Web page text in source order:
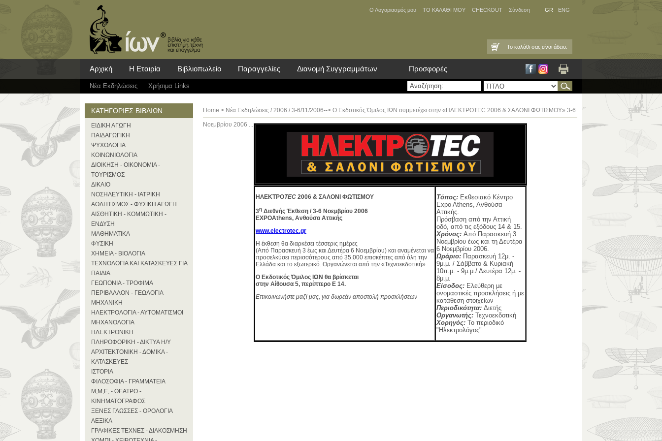
Ο Λογαριασμός μου ΤΟ ΚΑΛΑΘΙ ΜΟΥ CHECKOUT Σύνδεση GR ENG
Το καλάθι σας είναι άδειο.
Αρχική Η Εταιρία Βιβλιοπωλείο Παραγγελίες Διανομή Συγγραμμάτων Προσφορές
Νέα Eκδηλώσεις Χρήσιμα Links
ΚΑΤΗΓΟΡΙΕΣ ΒΙΒΛΙΩΝ
ΕΙΔΙΚΗ ΑΓΩΓΗ
ΠΑΙΔΑΓΩΓΙΚΗ
ΨΥΧΟΛΟΓΙΑ
ΚΟΙΝΩΝΙΟΛΟΓΙΑ
ΔΙΟΙΚΗΣΗ - ΟΙΚΟΝΟΜΙΑ -
ΤΟΥΡΙΣΜΟΣ
ΔΙΚΑΙΟ
ΝΟΣΗΛΕΥΤΙΚΗ - ΙΑΤΡΙΚΗ
ΑΘΛΗΤΙΣΜΟΣ - ΦΥΣΙΚΗ ΑΓΩΓΗ
ΑΙΣΘΗΤΙΚΗ - ΚΟΜΜΩΤΙΚΗ -
ΕΝΔΥΣΗ
ΜΑΘΗΜΑΤΙΚΑ
ΦΥΣΙΚΗ
ΧΗΜΕΙΑ - ΒΙΟΛΟΓΙΑ
ΤΕΧΝΟΛΟΓΙΑ ΚΑΙ ΚΑΤΑΣΚΕΥΕΣ ΓΙΑ
ΠΑΙΔΙΑ
ΓΕΩΠΟΝΙΑ - ΤΡΟΦΙΜΑ
ΠΕΡΙΒΑΛΛΟΝ - ΓΕΩΛΟΓΙΑ
ΜΗΧΑΝΙΚΗ
ΗΛΕΚΤΡΟΛΟΓΙΑ - ΑΥΤΟΜΑΤΙΣΜΟΙ
ΜΗΧΑΝΟΛΟΓΙΑ
ΗΛΕΚΤΡΟΝΙΚΗ
ΠΛΗΡΟΦΟΡΙΚΗ - ΔΙΚΤΥΑ Η/Υ
ΑΡΧΙΤΕΚΤΟΝΙΚΗ - ΔΟΜΙΚΑ -
ΚΑΤΑΣΚΕΥΕΣ
ΙΣΤΟΡΙΑ
ΦΙΛΟΣΟΦΙΑ - ΓΡΑΜΜΑΤΕΙΑ
Μ,Μ,Ε, - ΘΕΑΤΡΟ -
ΚΙΝΗΜΑΤΟΓΡΑΦΟΣ
ΞΕΝΕΣ ΓΛΩΣΣΕΣ - ΟΡΟΛΟΓΙΑ
ΛΕΞΙΚΑ
ΓΡΑΦΙΚΕΣ ΤΕΧΝΕΣ - ΔΙΑΚΟΣΜΗΣΗ
Home > Νέα Eκδηλώσεις /2006 / 3-6/11/2006--> Ο Εκδοτικός Όμιλος ΙΩΝ συμμετέχει στην «ΗΛΕΚΤΡΟTEC 2006 & ΣΑΛΟΝΙ ΦΩΤΙΣΜΟΥ» 3-6
Νοεμβρίου 2006 ...
ΗΛΕΚΤΡΟTEC 2006 & ΣΑΛΟΝΙ ΦΩΤΙΣΜΟΥ
3η Διεθνής Έκθεση / 3-6 Νοεμβρίου 2006
EXPOAthens, Ανθούσα Αττικής
www.electrotec.gr
Η έκθεση θα διαρκέσει τέσσερις ημέρες
(Από Παρασκευή 3 έως και Δευτέρα 6 Νοεμβρίου) και αναμένεται να
προσελκύσει περισσότερους από 35.000 επισκέπτες από όλη την
Ελλάδα και το εξωτερικό. Οργανώνεται από την «Τεχνοεκδοτική»
Ο Εκδοτικός Όμιλος ΙΩΝ θα βρίσκεται
στην Αίθουσα 5, περίπτερο Ε 14.
Επικοινωνήστε μαζί μας, για δωρεάν αποστολή προσκλήσεων
Τόπος: Εκθεσιακό Κέντρο
Expo Athens, Aνθούσα
Αττικής.
Πρόσβαση από την Αττική
οδό, από τις εξόδους 14 & 15.
Χρόνος: Από Παρασκευή 3
Νοεμβρίου έως και τη Δευτέρα
6 Νοεμβρίου 2006.
Ωράριο: Παρασκευή 12μ. -
9μ.μ. / Σάββατο & Κυριακή
10π.μ. - 9μ.μ./ Δευτέρα 12μ. -
8μ.μ.
Είσοδος: Ελεύθερη με
ονομαστικές προσκλήσεις ή με
κατάθεση στοιχείων
Περιοδικότητα: Διετής
Οργανωτής: Τεχνοεκδοτική
Χορηγός: Το περιοδικό
"Ηλεκτρολόγος"